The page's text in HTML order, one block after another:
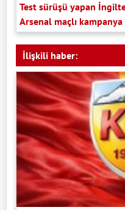
Test sürüşü yapan
Arsenal maçlı kampanya
İlişkili haber: